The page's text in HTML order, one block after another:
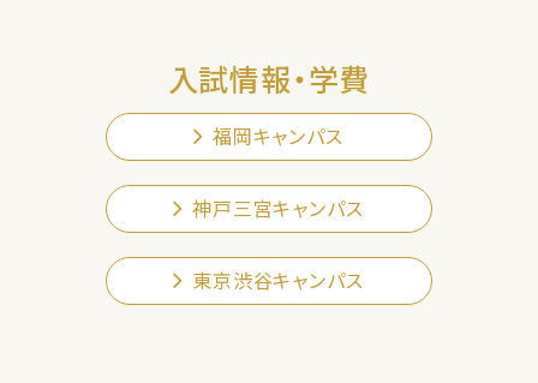
入試情報・学費
福岡キャンパス
神戸三宮キャンパス
東京渋谷キャンパス